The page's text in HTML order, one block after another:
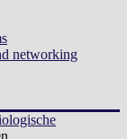
networking